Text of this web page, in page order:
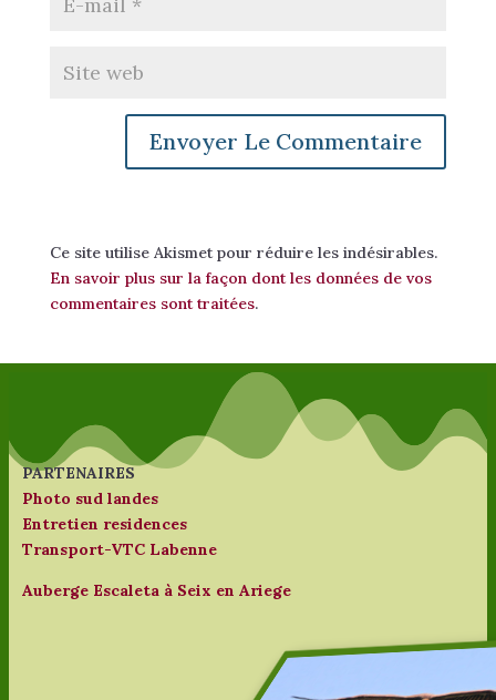
Ce site utilise Akismet pour réduire les indésirables.
En savoir plus sur la façon dont les données de vos
commentaires sont traitées.
PARTENAIRES
Photo sud landes
Entretien residences
Transport-VTC Labenne
Auberge Escaleta à Seix en Ariege